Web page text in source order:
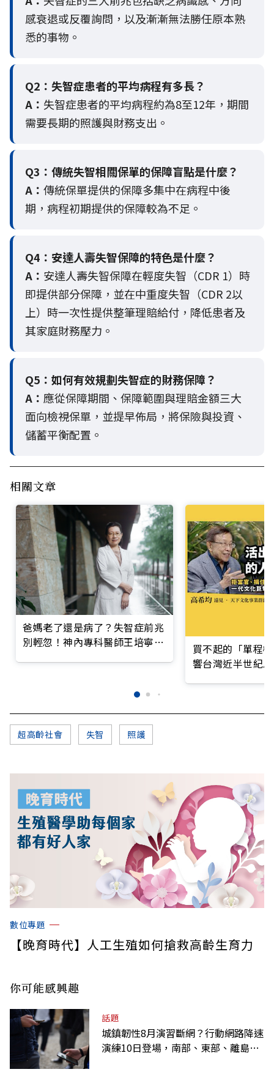
感衰退或反覆詢問，以及漸漸無法勝任原本熟
悉的事物。
Q2： 失智症患者的平均病程有多長？
A： 失智症患者的平均病程約為8至12年，期間
需要長期的照護與財務支出。
Q3： 傳統失智相關保單的保障盲點是什麼？
A： 傳統保單提供的保障多集中在病程中後
期，病程初期提供的保障較為不足。
Q4： 安達人壽失智保障的特色是什麼？
A： 安達人壽失智保障在輕度失智（CDR 1）時
即提供部分保障，並在中重度失智（CDR 2以
上）時一次性提供整筆理賠給付，降低患者及
其家庭財務壓力。
Q5： 如何有效規劃失智症的財務保障？
A： 應從保障期間、保障範圍與理賠金額三大
面向檢視保單，並提早佈局，將保險與投資、
儲蓄平衡配置。
相關文章
爸媽老了還是病了？失智症前兆
別輕忽！神內專科醫師王培寧呼
買不起的「單程
響台灣近半世紀
超高齡社會 失智 照護
數位專題
【晚育時代】人工生殖如何搶救高齡生育力
你可能感興趣
話題
城鎮韌性8月演習斷網？行動網路降速
演練10日登場，南部、東部、離島為